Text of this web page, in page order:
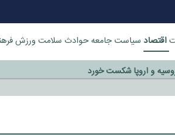
اقتصاد سیاستجامعهحوادث سلامت ورزش
و اروپا شکست خورد